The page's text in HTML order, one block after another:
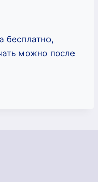
бесплатно,
можно после